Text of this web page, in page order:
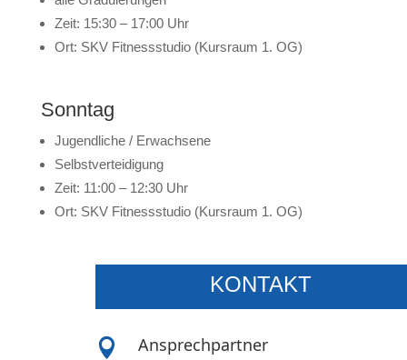
Zeit: 15:30 – 17:00 Uhr
Ort: SKV Fitnessstudio (Kursraum 1. OG)
Sonntag
Jugendliche / Erwachsene
Selbstverteidigung
Zeit: 11:00 – 12:30 Uhr
Ort: SKV Fitnessstudio (Kursraum 1. OG)
KONTAKT
 Ansprechpartner